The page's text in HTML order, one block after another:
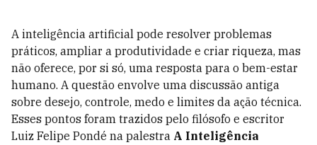
A inteligência artificial pode resolver problemas
práticos, ampliar a produtividade e criar riqueza, mas
não oferece, por si só, uma resposta para o bem-estar
humano. A questão envolve uma discussão antiga
sobre desejo, controle, medo e limites da ação técnica.
Esses pontos foram trazidos pelo filósofo e escritor
Luiz Felipe Pondé na palestra A Inteligência